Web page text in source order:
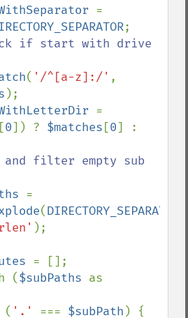
;
if start with drive
( '/^[a-z]:/'
);
=
[0]) ? $matches [0
filter empty sub
(DIRECTORY_SEPARATOR
);
= [];
(
$subPaths
if (
'.' === $subPath ) {